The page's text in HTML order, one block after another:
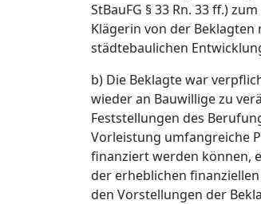
StBauFG § 33 Rn. 33 ff.)
Klägerin von der
städtebaulichen
b) Die Beklagte war
wieder an Bauwillige zu
Feststellungen des
Vorleistung umfangreiche
finanziert werden können,
der erheblichen
den Vorstellungen der